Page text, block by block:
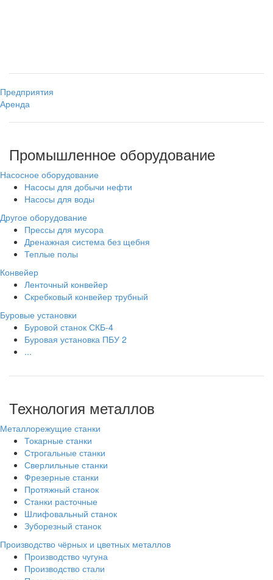
Предприятия
Аренда
Промышленное оборудование
Насосное оборудование
Насосы для добычи нефти
Насосы для воды
Другое оборудование
Прессы для мусора
Дренажная система без щебня
Теплые полы
Конвейер
Ленточный конвейер
Скребковый конвейер трубный
Буровые установки
Буровой станок СКБ-4
Буровая установка ПБУ 2
...
Технология металлов
Металлорежущие станки
Токарные станки
Строгальные станки
Сверлильные станки
Фрезерные станки
Протяжный станок
Станки расточные
Шлифовальный станок
Зуборезный станок
Производство чёрных и цветных металлов
Производство чугуна
Производство стали